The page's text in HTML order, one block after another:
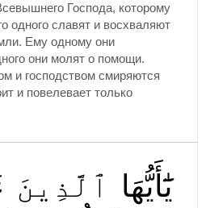
Господа, которому
одного славят и восхваляют
Ему одному они
они молят о помощи.
и господством смиряются
и повелевает только
يَٰٓأَيُّهَا ٱلَّذِينَ